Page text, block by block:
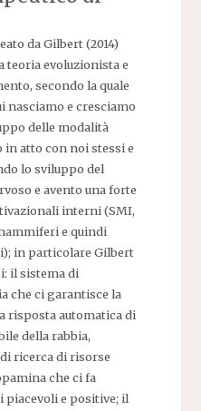
da Gilbert (2014)
teoria evoluzionista e
secondo la quale
nasciamo e cresciamo
delle modalità
atto con noi stessi e
lo sviluppo del
e avento una forte
interni (SMI,
e quindi
in particolare Gilbert
il sistema di
che ci garantisce la
risposta automatica di
della rabbia,
ricerca di risorse
che ci fa
piacevoli e positive; il